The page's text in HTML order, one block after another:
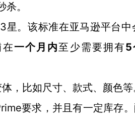
。
3星。该标准在亚马逊平台
一个月内至少需要拥有5
，比如尺寸、款式、颜色等
要求，并且有一定库存